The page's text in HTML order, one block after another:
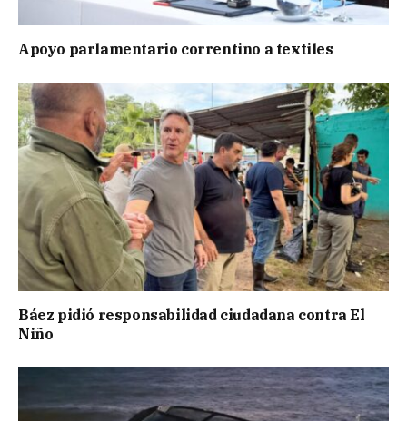
Apoyo parlamentario correntino a textiles
Báez pidió responsabilidad ciudadana contra El
Niño